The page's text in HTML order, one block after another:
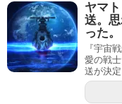
ヤマ
送。
った。
『宇宙
愛の戦
送が決